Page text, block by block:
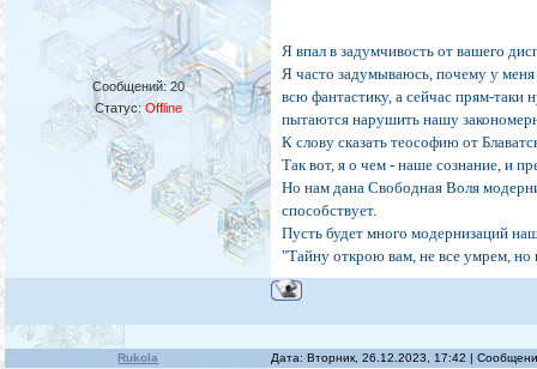
Сообщений: 20
Статус: Offline
Я впал в задумчивость от вашего
Я часто задумываюсь, почему у меня
всю фантастику, а сейчас прям-
пытаются нарушить нашу
К слову сказать теософию от
Так вот, я о чем - наше сознание, и
Но нам дана Свободная Воля
способствует.
Пусть будет много модернизаций
"Тайну открою вам, не все умрем, но
Rukola Дата: Вторник, 26.12.2023, 17:42 |